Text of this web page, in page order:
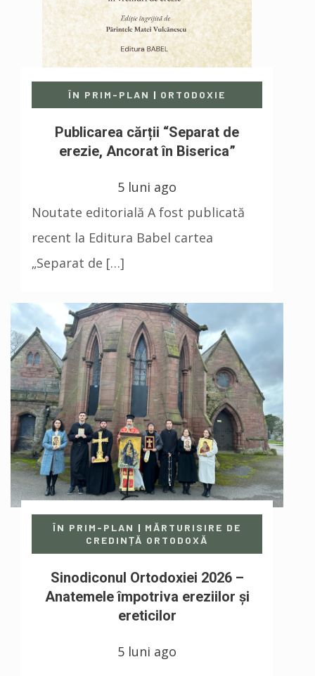
ÎN PRIM-PLAN | ORTODOXIE
Publicarea cărții “Separat de
erezie, Ancorat în Biserica”
5 luni ago
Noutate editorială A fost publicată
recent la Editura Babel cartea
„Separat de […]
ÎN PRIM-PLAN | MĂRTURISIRE DE
CREDINȚĂ ORTODOXĂ
Sinodiconul Ortodoxiei 2026 –
Anatemele împotriva ereziilor şi
ereticilor
5 luni ago